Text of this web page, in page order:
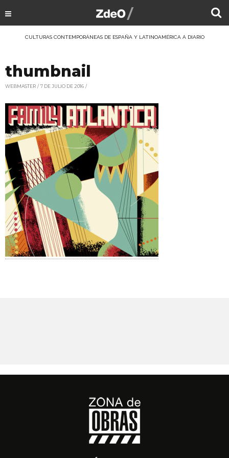
CULTURAS CONTEMPORÁNEAS DE ESPAÑA Y LATINOAMÉRICA A DIARIO
thumbnail
WEBMASTER 7 DE JULIO DE 2016